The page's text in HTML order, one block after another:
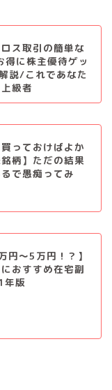
ス取引の簡単な
に株主優待ゲッ
説/これであなた
級者
買っておけばよか
柄】ただの結果
で愚痴ってみ
円～5万円！？】
おすすめ在宅副
年版